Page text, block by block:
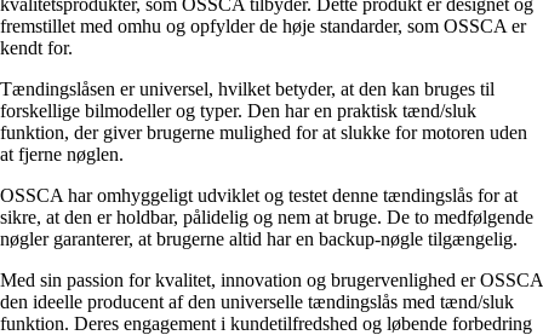
kvalitetsprodukter, som OSSCA tilbyder. Dette produkt er designet og
fremstillet med omhu og opfylder de høje standarder, som OSSCA er
kendt for.
Tændingslåsen er universel, hvilket betyder, at den kan bruges til
forskellige bilmodeller og typer. Den har en praktisk tænd/sluk
funktion, der giver brugerne mulighed for at slukke for motoren uden
at fjerne nøglen.
OSSCA har omhyggeligt udviklet og testet denne tændingslås for at
sikre, at den er holdbar, pålidelig og nem at bruge. De to medfølgende
nøgler garanterer, at brugerne altid har en backup-nøgle tilgængelig.
Med sin passion for kvalitet, innovation og brugervenlighed er OSSCA
den ideelle producent af den universelle tændingslås med tænd/sluk
funktion. Deres engagement i kundetilfredshed og løbende forbedring